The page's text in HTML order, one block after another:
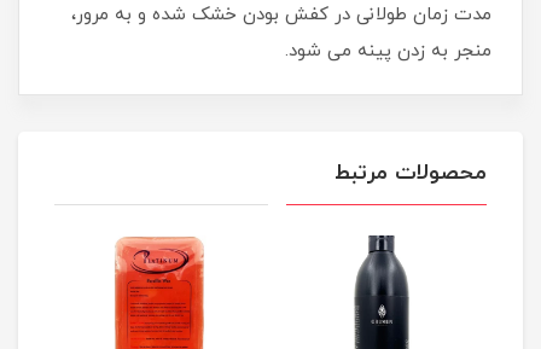
مدت زمان طولانی در کفش بودن خشک شده و به مرور،
منجر به زدن پینه می شود.
محصولات مرتبط